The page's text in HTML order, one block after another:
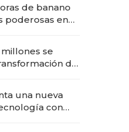
de banano
poderosas en
millones se
de
una nueva
con